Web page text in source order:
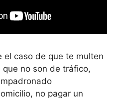
el caso de que te multen
no son de tráfico,
no pagar un